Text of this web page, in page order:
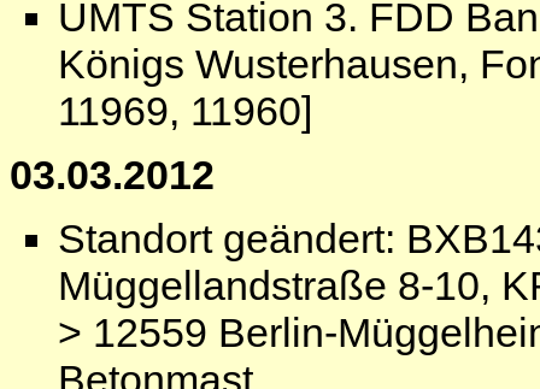
UMTS Station 3. FDD
Königs Wusterhausen,
11969, 11960]
03.03.2012
Standort geändert:
Müggellandstraße 8-10,
> 12559 Berlin-
Betonmast